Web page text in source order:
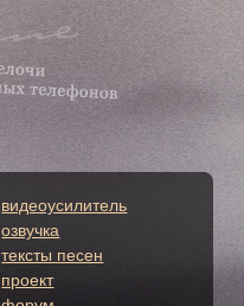
видеоусилитель
озвучка
тексты песен
проект